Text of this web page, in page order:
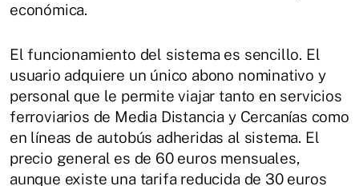
económica.
El funcionamiento del sistema es sencillo. El
usuario adquiere un único abono nominativo y
personal que le permite viajar tanto en servicios
ferroviarios de Media Distancia y Cercanías como
en líneas de autobús adheridas al sistema. El
precio general es de 60 euros mensuales,
aunque existe una tarifa reducida de 30 euros